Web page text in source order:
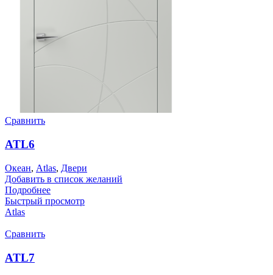
Сравнить
ATL6
Океан, Atlas, Двери
Добавить в список желаний
Подробнее
Быстрый просмотр
Atlas
Сравнить
ATL7